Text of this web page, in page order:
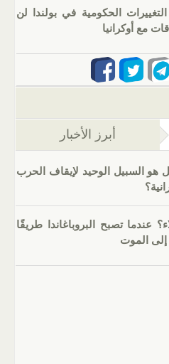
الحكومية في بولندا لن
مع أوكرانيا
التبويب النشطة)
أبرز الأخبار
هو السبيل الوحيد لإيقاف الحرب
عندما تصبح البروباغاندا طريقًا
إلى الموت